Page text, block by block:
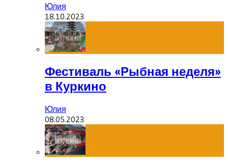
Юлия
18.10.2023
Фестиваль «Рыбная неделя»
в Куркино
Юлия
08.05.2023